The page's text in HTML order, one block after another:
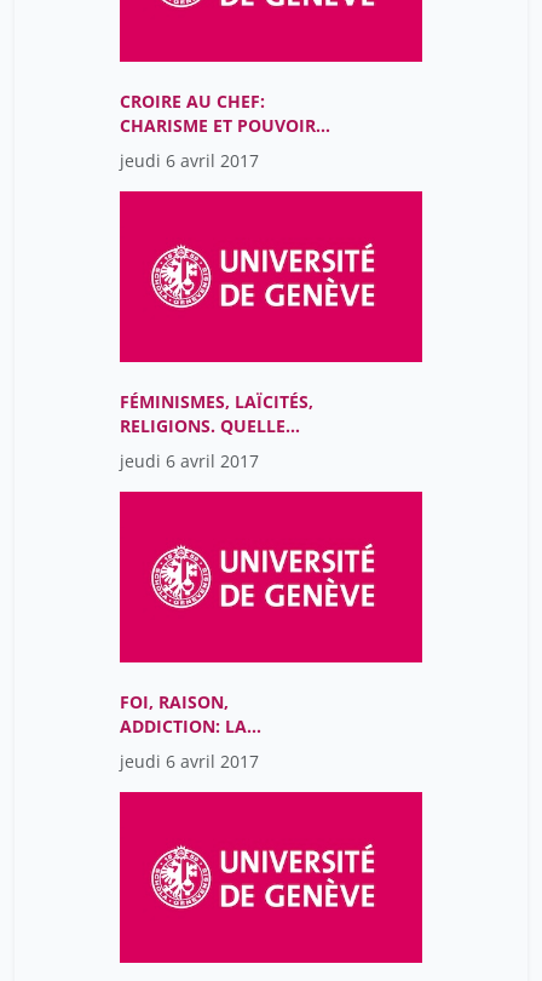
CROIRE AU CHEF:
CHARISME ET POUVOIR
AU 20E SIÈCLE
jeudi 6 avril 2017
FÉMINISMES, LAÏCITÉS,
RELIGIONS. QUELLE
ÉMANCIPATION?
jeudi 6 avril 2017
FOI, RAISON,
ADDICTION: LA
PUBLICITÉ ET LE TABAC
jeudi 6 avril 2017